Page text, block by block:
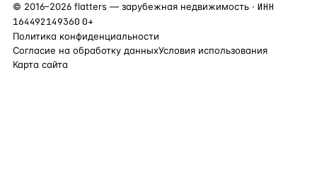
© 2016–2026 flatters — зарубежная недвижимость · ИНН
164492149360 0+
Политика конфиденциальности
Согласие на обработку данныхУсловия использования
Карта сайта